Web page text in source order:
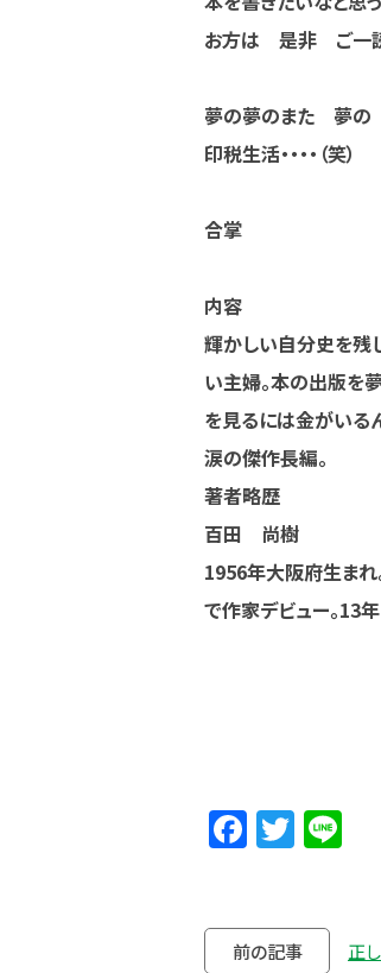
お方は 是非 ご一読
夢の夢のまた 夢の
印税生活・・・・（笑）
合掌
内容
輝かしい自分史を残
い主婦。本の出版を
を見るには金がいる
涙の傑作長編。
著者略歴
百田 尚樹
1956年大阪府生まれ
で作家デビュー。13
前の記事 正